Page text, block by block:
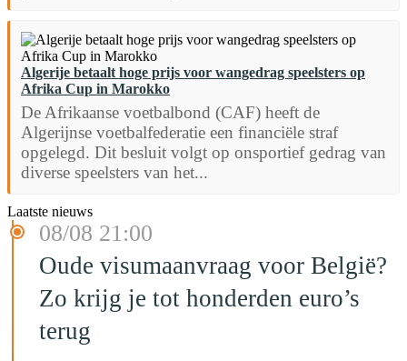
Algerije betaalt hoge prijs voor wangedrag speelsters op
Afrika Cup in Marokko
De Afrikaanse voetbalbond (CAF) heeft de
Algerijnse voetbalfederatie een financiële straf
opgelegd. Dit besluit volgt op onsportief gedrag van
diverse speelsters van het...
Laatste nieuws
08/08 21:00
Oude visumaanvraag voor België?
Zo krijg je tot honderden euro’s
terug